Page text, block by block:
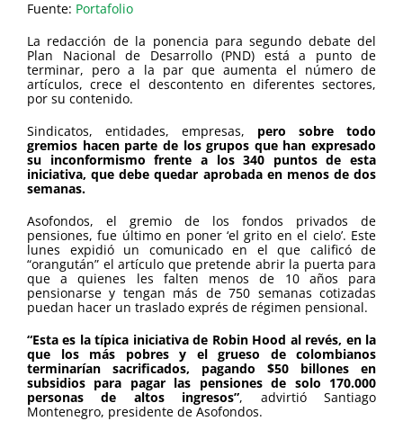
Fuente: Portafolio
La redacción de la ponencia para segundo debate del
Plan Nacional de Desarrollo (PND) está a punto de
terminar, pero a la par que aumenta el número de
artículos, crece el descontento en diferentes sectores,
por su contenido.
Sindicatos, entidades, empresas, pero sobre todo
gremios hacen parte de los grupos que han expresado
su inconformismo frente a los 340 puntos de esta
iniciativa, que debe quedar aprobada en menos de dos
semanas.
Asofondos, el gremio de los fondos privados de
pensiones, fue último en poner ‘el grito en el cielo’. Este
lunes expidió un comunicado en el que calificó de
“orangután” el artículo que pretende abrir la puerta para
que a quienes les falten menos de 10 años para
pensionarse y tengan más de 750 semanas cotizadas
puedan hacer un traslado exprés de régimen pensional.
“Esta es la típica iniciativa de Robin Hood al revés, en la
que los más pobres y el grueso de colombianos
terminarían sacrificados, pagando $50 billones en
subsidios para pagar las pensiones de solo 170.000
personas de altos ingresos”, advirtió Santiago
Montenegro, presidente de Asofondos.